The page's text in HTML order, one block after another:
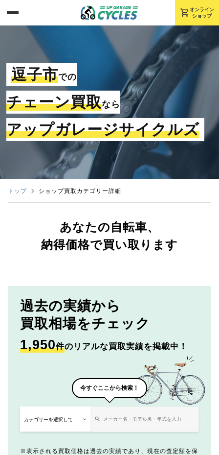
shopping_cart オンライン
ショップ
逗子市での
チェーン買取なら
アップガレージサイクルズ
トップ ショップ買取カテゴリー詳細
あなたの自転車、
納得価格で買い取ります
過去の実績から
買取相場をチェック
1,950件のリアルな買取実績を掲載中！
今すぐここから検索！
表示される買取価格は過去の実績であり、現在の査定額を保